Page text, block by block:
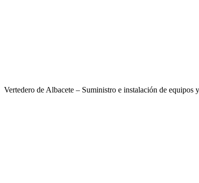
Vertedero de Albacete – Suministro e instalación de